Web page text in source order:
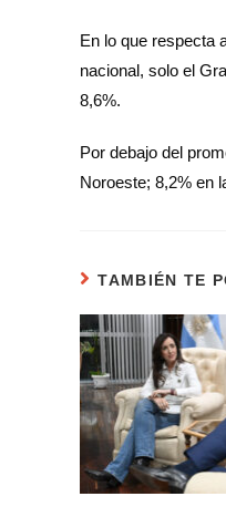
En lo que respecta
nacional, solo el
8,6%.
Por debajo del
Noroeste; 8,2% en
TAMBIÉN TE